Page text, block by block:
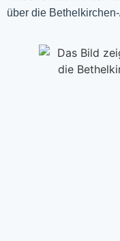
über die